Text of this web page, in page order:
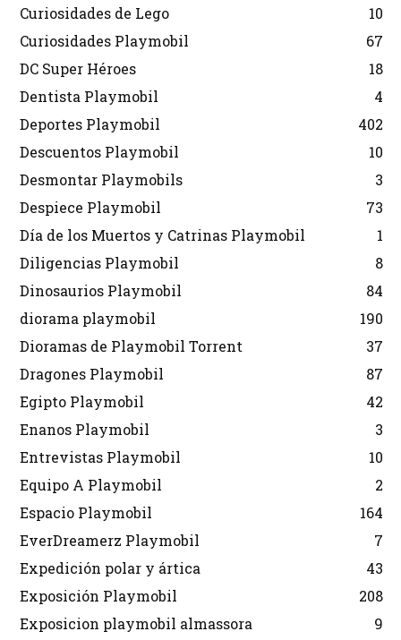
Curiosidades de Lego
10
Curiosidades Playmobil
67
DC Super Héroes
18
Dentista Playmobil
4
Deportes Playmobil
402
Descuentos Playmobil
10
Desmontar Playmobils
3
Despiece Playmobil
73
Día de los Muertos y Catrinas Playmobil
1
Diligencias Playmobil
8
Dinosaurios Playmobil
84
diorama playmobil
190
Dioramas de Playmobil Torrent
37
Dragones Playmobil
87
Egipto Playmobil
42
Enanos Playmobil
3
Entrevistas Playmobil
10
Equipo A Playmobil
2
Espacio Playmobil
164
EverDreamerz Playmobil
7
Expedición polar y ártica
43
Exposición Playmobil
208
Exposicion playmobil almassora
9